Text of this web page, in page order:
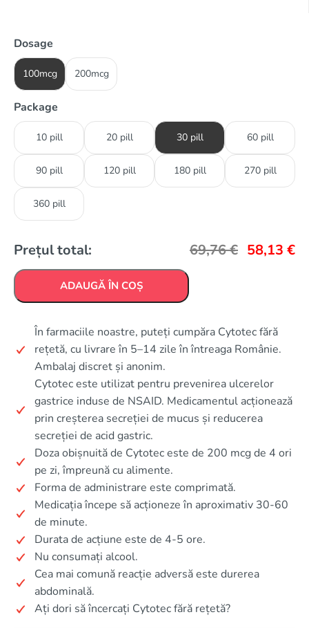
Dosage
100mcg 200mcg
Package
10 pill 20 pill 30 pill 60 pill
90 pill 120 pill 180 pill 270 pill
360 pill
Prețul total: 69,76€ 58,13 €
ADAUGĂ ÎN COȘ
În farmaciile noastre, puteți cumpăra Cytotec fără
rețetă, cu livrare în 5–14 zile în întreaga Românie.
Ambalaj discret și anonim.
Cytotec este utilizat pentru prevenirea ulcerelor
gastrice induse de NSAID. Medicamentul acționează
prin creșterea secreției de mucus și reducerea
secreției de acid gastric.
Doza obișnuită de Cytotec este de 200 mcg de 4 ori
pe zi, împreună cu alimente.
Forma de administrare este comprimată.
Medicația începe să acționeze în aproximativ 30-60
de minute.
Durata de acțiune este de 4-5 ore.
Nu consumați alcool.
Cea mai comună reacție adversă este durerea
abdominală.
Ați dori să încercați Cytotec fără rețetă?